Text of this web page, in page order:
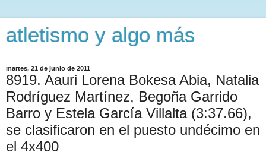
atletismo y algo más
martes, 21 de junio de 2011
8919. Aauri Lorena Bokesa Abia, Natalia
Rodríguez Martínez, Begoña Garrido
Barro y Estela García Villalta (3:37.66),
se clasificaron en el puesto undécimo en
el 4x400